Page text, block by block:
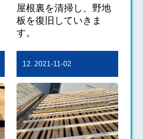
屋根裏を清掃し、野地
板を復旧していきま
す。
12. 2021-11-02